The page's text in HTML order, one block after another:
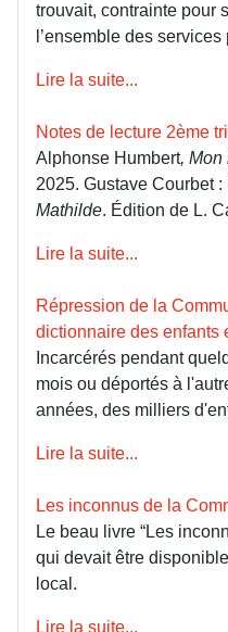
trouvait, contrainte pour
l’ensemble des
Lire la suite...
Notes de lecture 2ème
Alphonse Humbert, Mon
2025. Gustave Courbet :
Mathilde. Édition de L.
Lire la suite...
Répression de la
dictionnaire des enfants
Incarcérés pendant
mois ou déportés à
années, des milliers
Lire la suite...
Les inconnus de la
Le beau livre “Les
qui devait être
local.
Lire la suite...